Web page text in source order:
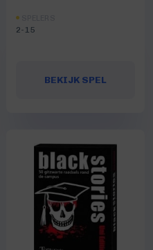
2-15
BEKIJK SPEL